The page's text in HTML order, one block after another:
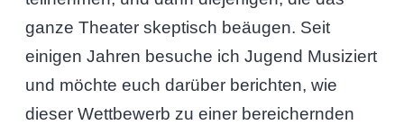
ganze Theater skeptisch beäugen. Seit
einigen Jahren besuche ich Jugend Musiziert
und möchte euch darüber berichten, wie
dieser Wettbewerb zu einer bereichernden